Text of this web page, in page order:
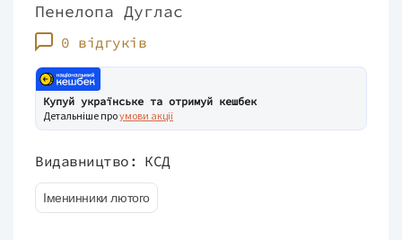
Пенелопа Дуглас
0 відгуків
Купуй українське та отримуй кешбек
Детальніше проумови акції
Видавництво: КСД
Іменинники лютого